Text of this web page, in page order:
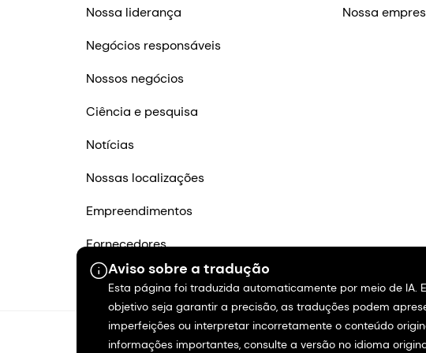
Aviso sobre a tradução
Esta página foi traduzida automaticamente por meio de IA.
objetivo seja garantir a precisão, as traduções podem
imperfeições ou interpretar incorretamente o conteúdo
informações importantes, consulte a versão no idioma
Nossa liderança
Negócios responsáveis
Nossos negócios
Ciência e pesquisa
Notícias
Nossas localizações
Empreendimentos
Fornecedores
Entre em contato
Nossa